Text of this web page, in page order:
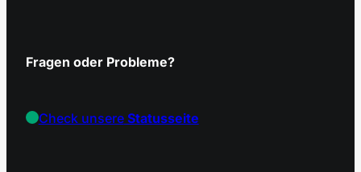
Fragen oder Probleme?
Check unsereStatusseite